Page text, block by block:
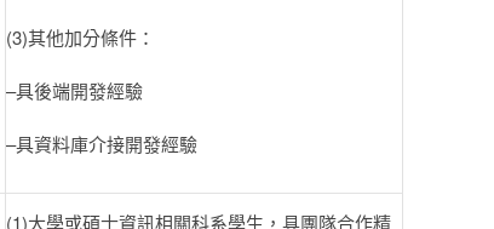
(3)其他加分條件：
–具後端開發經驗
–具資料庫介接開發經驗
(1)大學或碩士資訊相關科系學生，具團隊合作精